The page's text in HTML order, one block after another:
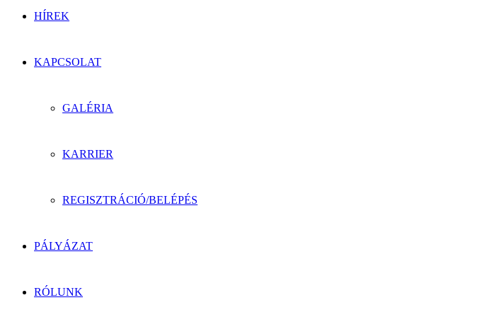
HÍREK
KAPCSOLAT
GALÉRIA
KARRIER
REGISZTRÁCIÓ/BELÉPÉS
PÁLYÁZAT
RÓLUNK